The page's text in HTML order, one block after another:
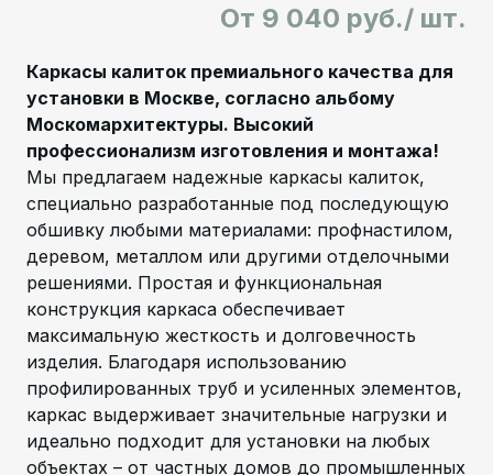
От 9 040 руб./ шт.
Каркасы калиток премиального качества для
установки в Москве, согласно альбому
Москомархитектуры. Высокий
профессионализм изготовления и монтажа!
Мы предлагаем надежные каркасы калиток,
специально разработанные под последующую
обшивку любыми материалами: профнастилом,
деревом, металлом или другими отделочными
решениями. Простая и функциональная
конструкция каркаса обеспечивает
максимальную жесткость и долговечность
изделия. Благодаря использованию
профилированных труб и усиленных элементов,
каркас выдерживает значительные нагрузки и
идеально подходит для установки на любых
объектах – от частных домов до промышленных